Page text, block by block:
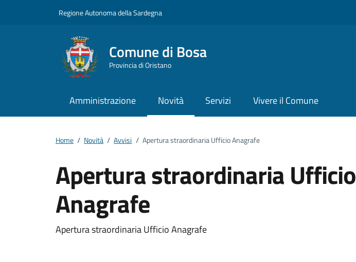
Regione Autonoma della Sardegna
Comune di Bosa
Provincia di Oristano
Amministrazione Novità Servizi Vivere il Comune
Home / Novità / Avvisi / Apertura straordinaria Ufficio Anagrafe
Apertura straordinaria Ufficio
Anagrafe
Dettagli della notizia
Apertura straordinaria Ufficio Anagrafe